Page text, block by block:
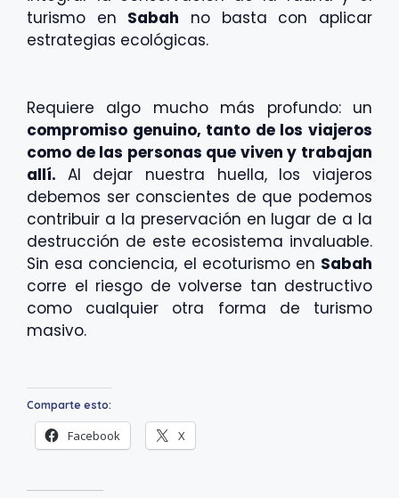
turismo en Sabah no basta con aplicar
estrategias ecológicas.
Requiere algo mucho más profundo: un
compromiso genuino, tanto de los viajeros
como de las personas que viven y trabajan
allí. Al dejar nuestra huella, los viajeros
debemos ser conscientes de que podemos
contribuir a la preservación en lugar de a la
destrucción de este ecosistema invaluable.
Sin esa conciencia, el ecoturismo en Sabah
corre el riesgo de volverse tan destructivo
como cualquier otra forma de turismo
masivo.
Comparte esto:
Facebook X